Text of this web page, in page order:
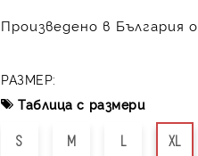
Произведено в България
РАЗМЕР:
Таблица с размери
S M L XL